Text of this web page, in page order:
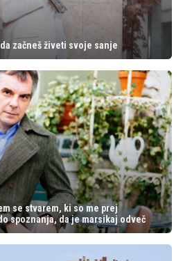
začneš živeti svoje sanje
se stvarem, ki so me prej
spoznanja, da je marsikaj odveč